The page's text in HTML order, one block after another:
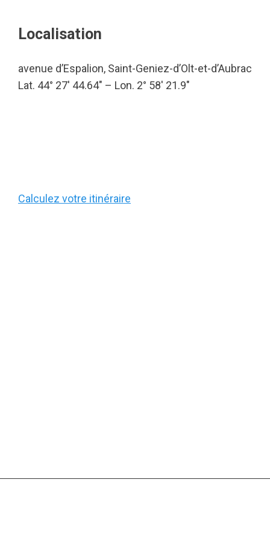
Localisation
avenue d’Espalion, Saint-Geniez-d’Olt-et-d’Aubrac
Lat. 44° 27′ 44.64″ – Lon. 2° 58′ 21.9″
Calculez votre itinéraire